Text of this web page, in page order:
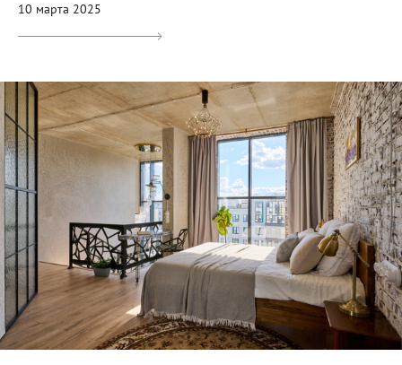
10 марта 2025